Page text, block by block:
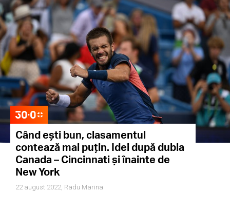
Când ești bun, clasamentul
contează mai puțin. Idei după dubla
Canada – Cincinnati și înainte de
New York
22 august 2022, Radu Marina